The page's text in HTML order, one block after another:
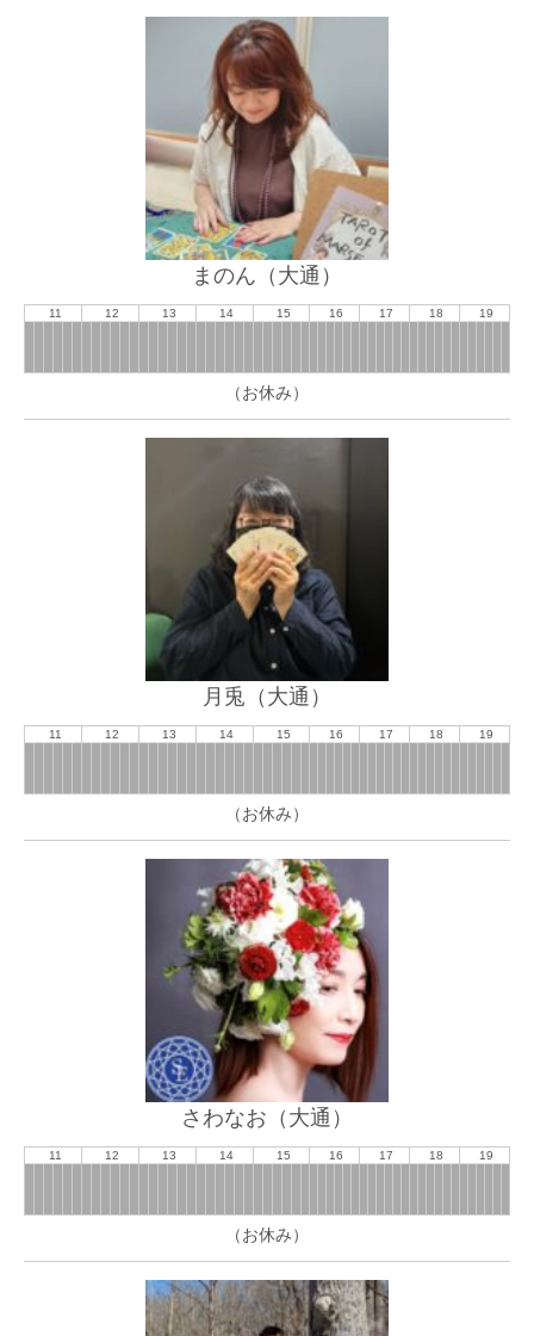
まのん（大通）
11 12 13 14 15 16 17 18 19
（お休み）
月兎（大通）
11 12 13 14 15 16 17 18 19
（お休み）
さわなお（大通）
11 12 13 14 15 16 17 18 19
（お休み）